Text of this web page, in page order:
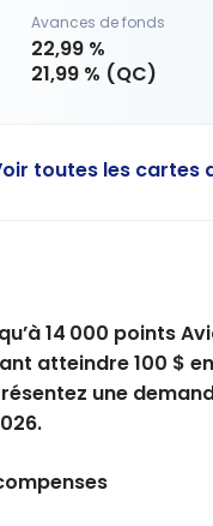
Avances de fonds
22,99 %
21,99 % (QC)
toutes les cartes
14 000 points
atteindre 100 $
une